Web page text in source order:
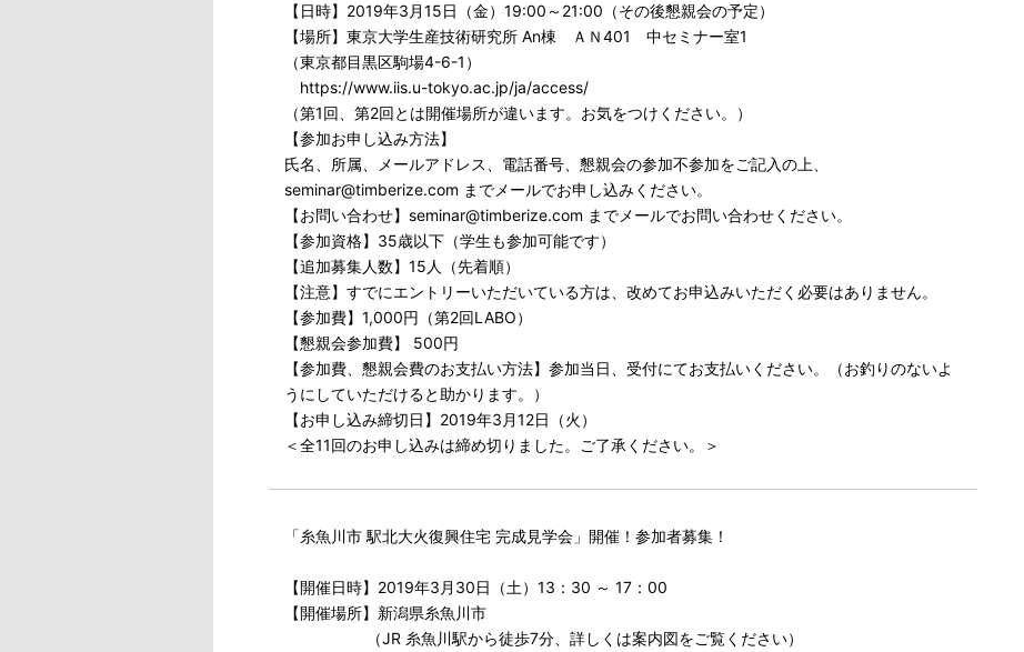
【日時】2019年3月15日（金）19:00～21:00（その後懇親会の予定）
【場所】東京大学生産技術研究所 An棟 ＡＮ401 中セミナー室1
（東京都目黒区駒場4-6-1）
https://www.iis.u-tokyo.ac.jp/ja/access/
（第1回、第2回とは開催場所が違います。お気をつけください。）
【参加お申し込み方法】
氏名、所属、メールアドレス、電話番号、懇親会の参加不参加をご記入の上、
seminar@timberize.com までメールでお申し込みください。
【お問い合わせ】seminar@timberize.com までメールでお問い合わせください。
【参加資格】35歳以下（学生も参加可能です）
【追加募集人数】15人（先着順）
【注意】すでにエントリーいただいている方は、改めてお申込みいただく必要はありません。
【参加費】1,000円（第2回LABO）
【懇親会参加費】 500円
【参加費、懇親会費のお支払い方法】参加当日、受付にてお支払いください。（お釣りのないよ
うにしていただけると助かります。）
【お申し込み締切日】2019年3月12日（火）
＜全11回のお申し込みは締め切りました。ご了承ください。＞
「糸魚川市 駅北大火復興住宅 完成見学会」開催！参加者募集！
【開催日時】2019年3月30日（土）13：30 ～ 17：00
【開催場所】新潟県糸魚川市
（JR 糸魚川駅から徒歩7分、詳しくは案内図をご覧ください）